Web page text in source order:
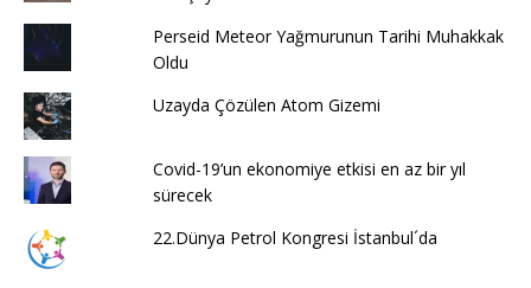
Perseid Meteor Yağmurunun Tarihi Muhakkak
Oldu
Uzayda Çözülen Atom Gizemi
Covid-19’un ekonomiye etkisi en az bir yıl
sürecek
22.Dünya Petrol Kongresi İstanbul´da